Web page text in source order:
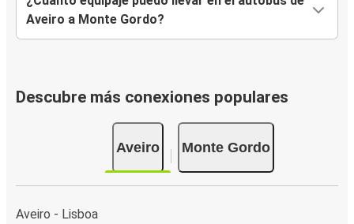
Aveiro a Monte Gordo?
Descubre más conexiones populares
Aveiro Monte Gordo
Aveiro - Lisboa